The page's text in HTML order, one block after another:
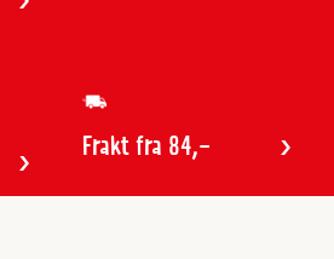
Frakt fra 84,-